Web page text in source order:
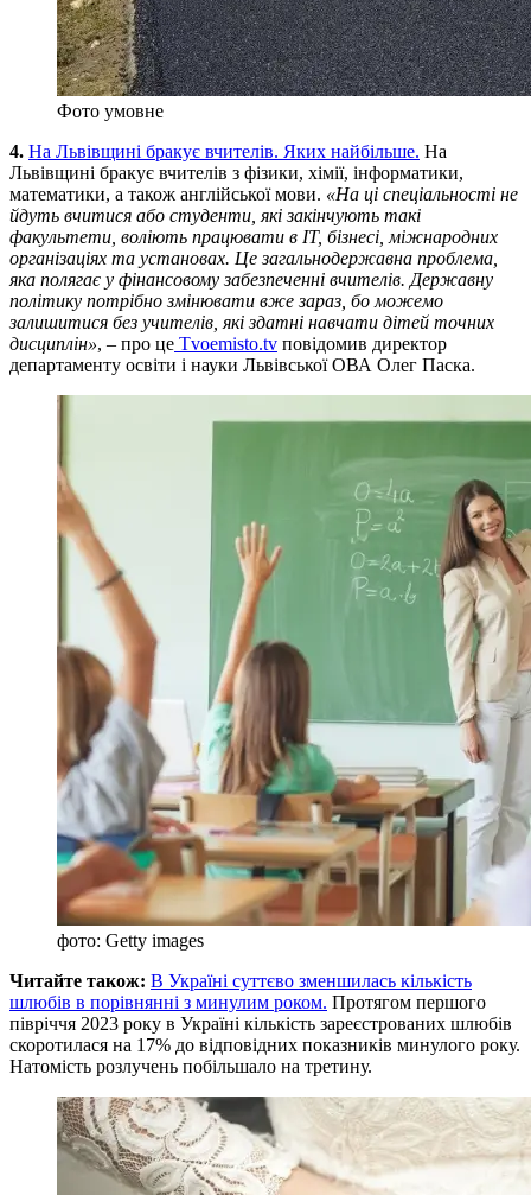
Фото умовне
4. На Львівщині бракує вчителів. Яких найбільше. На
Львівщині бракує вчителів з фізики, хімії, інформатики,
математики, а також англійської мови. «На ці спеціальності не
йдуть вчитися або студенти, які закінчують такі
факультети, воліють працювати в ІТ, бізнесі, міжнародних
організаціях та установах. Це загальнодержавна проблема,
яка полягає у фінансовому забезпеченні вчителів. Державну
політику потрібно змінювати вже зараз, бо можемо
залишитися без учителів, які здатні навчати дітей точних
дисциплін», – про це Tvoemisto.tv повідомив директор
департаменту освіти і науки Львівської ОВА Олег Паска.
фото: Getty images
Читайте також: В Україні суттєво зменшилась кількість
шлюбів в порівнянні з минулим роком. Протягом першого
півріччя 2023 року в Україні кількість зареєстрованих шлюбів
скоротилася на 17% до відповідних показників минулого року.
Натомість розлучень побільшало на третину.